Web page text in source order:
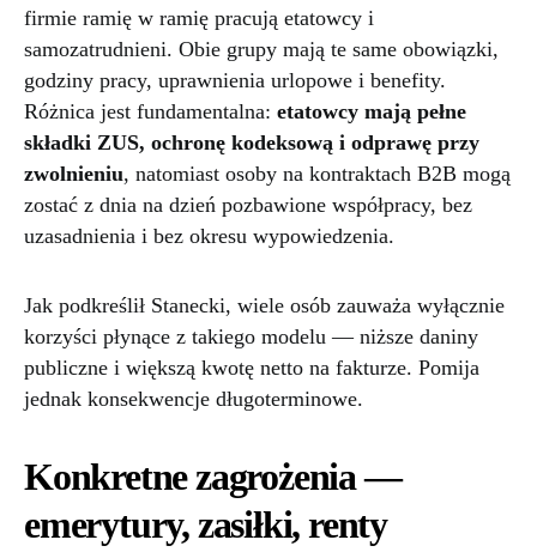
firmie ramię w ramię pracują etatowcy i
samozatrudnieni. Obie grupy mają te same obowiązki,
godziny pracy, uprawnienia urlopowe i benefity.
Różnica jest fundamentalna: etatowcy mają pełne
składki ZUS, ochronę kodeksową i odprawę przy
zwolnieniu, natomiast osoby na kontraktach B2B mogą
zostać z dnia na dzień pozbawione współpracy, bez
uzasadnienia i bez okresu wypowiedzenia.
Jak podkreślił Stanecki, wiele osób zauważa wyłącznie
korzyści płynące z takiego modelu — niższe daniny
publiczne i większą kwotę netto na fakturze. Pomija
jednak konsekwencje długoterminowe.
Konkretne zagrożenia —
emerytury, zasiłki, renty